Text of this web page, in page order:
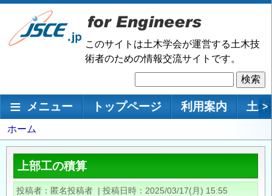
メ
ン
移
このサイトは土木学会が運営する土木技
術者のための情報交流サイトです。
索
メインナビゲーション
メニュー トップページ 利用案内 土 >
パ
ン
ず
ホーム
上部工の積算
投稿者 匿名投稿者 | 投稿日時
2025/03/17(月) 15:55